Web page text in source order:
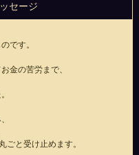
セージ
です。
金の苦労まで、
ごと受け止めます。